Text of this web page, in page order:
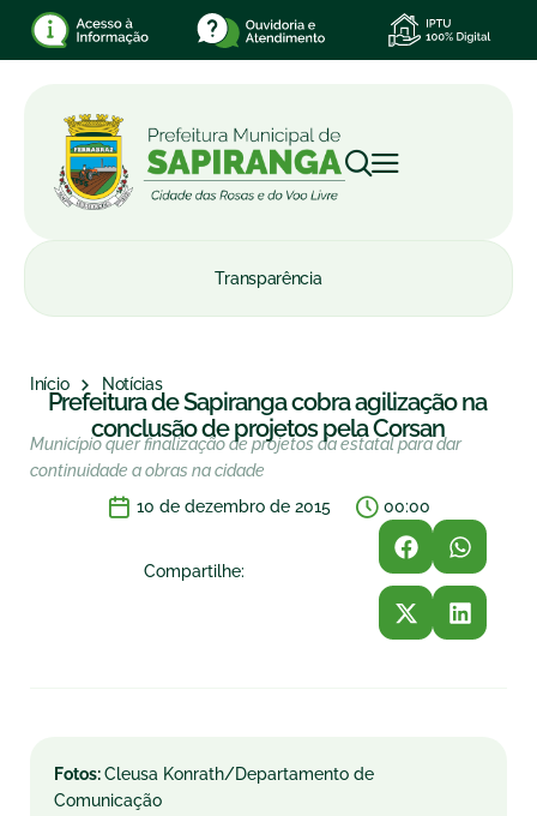
Transparência
Início Notícias
Prefeitura de Sapiranga cobra agilização na
conclusão de projetos pela Corsan
Município quer finalização de projetos da estatal para dar
continuidade a obras na cidade
10 de dezembro de 2015
00:00
Compartilhe:
Fotos:Cleusa Konrath/Departamento de
Comunicação